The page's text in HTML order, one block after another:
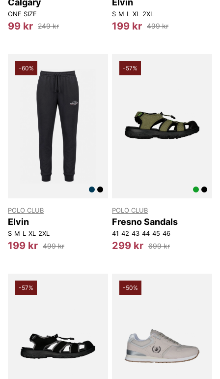
ONE SIZE
99 kr 249 kr
S M L XL 2XL
199 kr 499 kr
-60%
POLO CLUB
Elvin
S M L XL 2XL
199 kr 499 kr
-57%
POLO CLUB
Fresno Sandals
41 42 43 44 45 46
299 kr 699 kr
-57% -50%